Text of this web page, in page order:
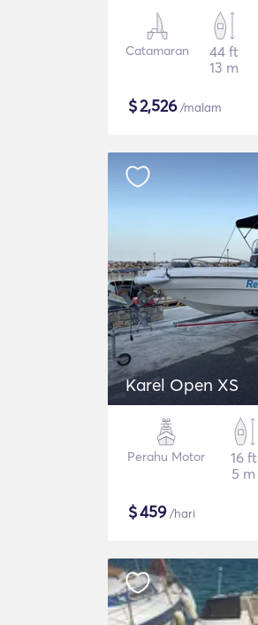
Catamaran
44 ft
13 m
$2,526/malam
Karel Open XS
Perahu Motor
16 ft
5 m
$459/hari